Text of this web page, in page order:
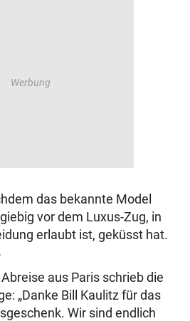
das bekannte Model
vor dem Luxus-Zug, in
erlaubt ist, geküsst hat.
aus Paris schrieb die
„Danke Bill Kaulitz für das
Wir sind endlich